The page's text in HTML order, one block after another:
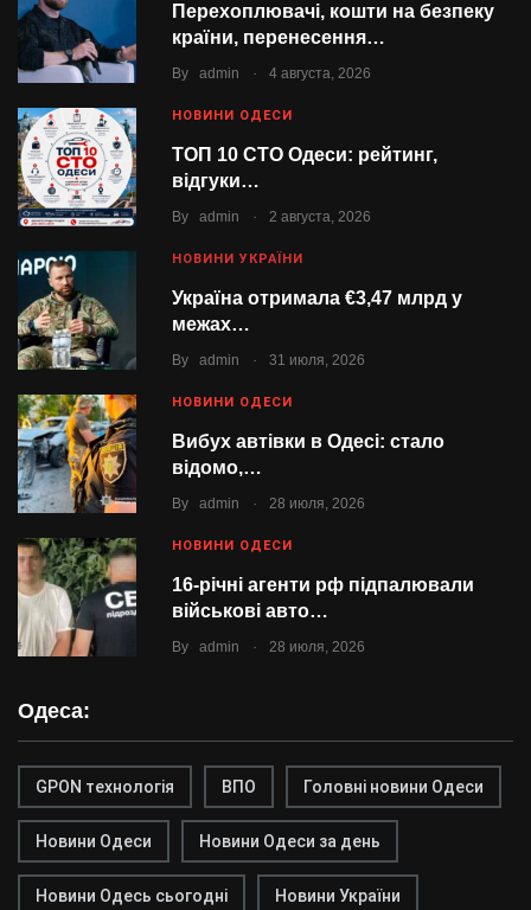
Перехоплювачі, кошти на безпеку
країни, перенесення…
By admin . 4 августа, 2026
НОВИНИ ОДЕСИ
ТОП 10 СТО Одеси: рейтинг,
відгуки…
By admin . 2 августа, 2026
НОВИНИ УКРАЇНИ
Україна отримала €3,47 млрд у
межах…
By admin . 31 июля, 2026
НОВИНИ ОДЕСИ
Вибух автівки в Одесі: стало
відомо,…
By admin . 28 июля, 2026
НОВИНИ ОДЕСИ
16-річні агенти рф підпалювали
військові авто…
By admin . 28 июля, 2026
Одеса:
GPON технологія ВПО Головні новини Одеси
Новини Одеси Новини Одеси за день
Новини Одесь сьогодні Новини України